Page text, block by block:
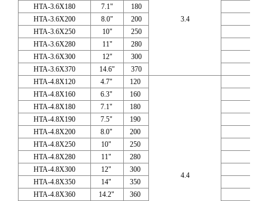
3.4
HTA-3.6X180
7.1"
180
HTA-3.6X200
8.0"
200
HTA-3.6X250
10"
250
HTA-3.6X280
11"
280
HTA-3.6X300
12"
300
HTA-3.6X370
14.6"
370
HTA-4.8X120
4.7" 120
4.4
HTA-4.8X160 6.3"
160
HTA-4.8X180
7.1"
180
HTA-4.8X190
7.5"
190
HTA-4.8X200
8.0"
200
HTA-4.8X250
10"
250
HTA-4.8X280
11"
280
HTA-4.8X300
12"
300
HTA-4.8X350
14"
350
HTA-4.8X360
14.2"
360